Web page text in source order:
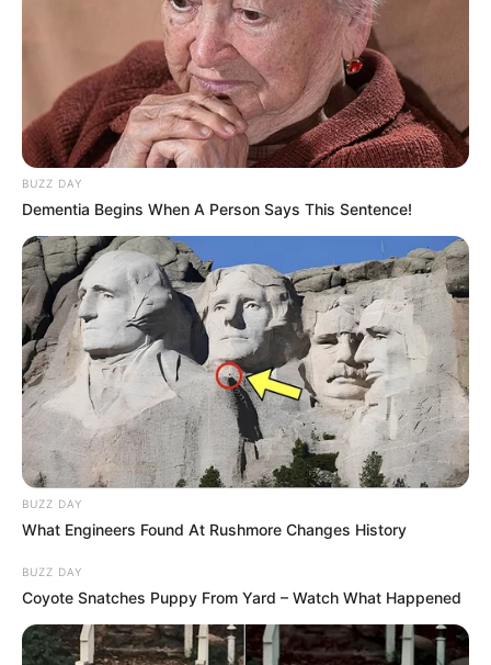
BUZZ DAY
Dementia Begins When A Person Says This Sentence!
BUZZ DAY
What Engineers Found At Rushmore Changes History
BUZZ DAY
Coyote Snatches Puppy From Yard – Watch What Happened